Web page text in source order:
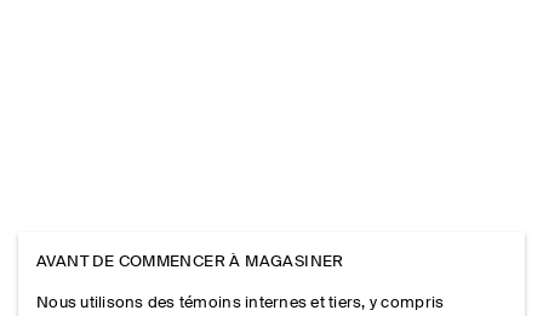
AVANT DE COMMENCER À MAGASINER
Nous utilisons des témoins internes et tiers, y compris